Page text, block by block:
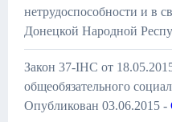
нетрудоспособности и в
Донецкой Народной
Закон 37-IНС от
общеобязательного
Опубликован 03.06.2015 -